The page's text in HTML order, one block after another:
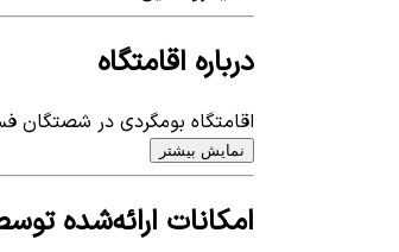
درباره اقامتگاه
اقامتگاه بومگردی در شصتگان فسا دو خانه روستایی قدیمی
نمایش بیشتر
امکانات ارائه‌شده